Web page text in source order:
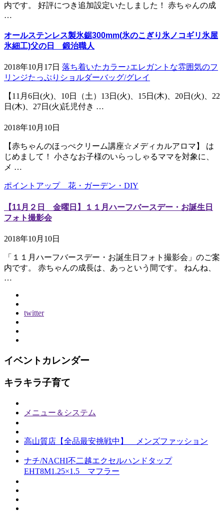
内です。 好評につき追加設定いたしました！ 赤ちゃんの成
…
オールステンレス製氷鋸300mm(氷のこぎり氷ノコギリ氷屋
氷細工)父の日 鍛治職人
2018年10月17日 落ち着いたカラー♪エレガントな雰囲気のフ
リンジたっぷりショルダーバッグ/グレイ
【11月6日(火)、10日（土）13日(火)、15日(木)、20日(火)、22
日(木)、27日(火)託児付き …
2018年10月10日
【赤ちゃんのほっぺクリーム講座☆メディカルアロマ】 は
じめまして！ 小さなお子様のいらっしゃるママを対象に、
メ …
ポイントアップ 花・ガーデン・DIY
【11月２日 金曜日】１１月ハーフバースデー・お誕生日
フォト撮影会
2018年10月10日
「１１月ハーフバースデー・お誕生日フォト撮影会」のご案
内です。 赤ちゃんの成長は、あっという間です。 ねんね、
…
twitter
イベントカレンダー
キラキラ子育て
メニュー＆システム
高山質店【全品最安挑戦中】 メンズファッション
ナチ/NACHI不二越エクセルハンドタップ
EHT8M1.25×1.5 マフラー